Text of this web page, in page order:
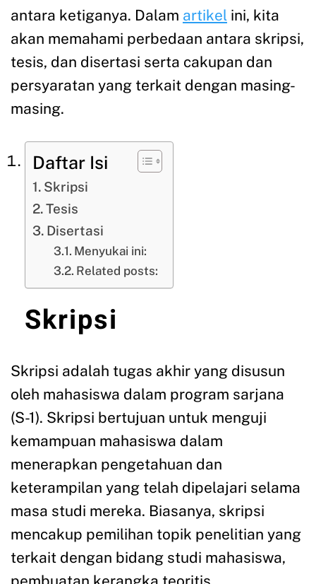
antara ketiganya. Dalam artikel ini, kita
akan memahami perbedaan antara skripsi,
tesis, dan disertasi serta cakupan dan
persyaratan yang terkait dengan masing-
masing.
Daftar Isi
Skripsi
Tesis
Disertasi
Menyukai ini:
Related posts:
Skripsi
Skripsi adalah tugas akhir yang disusun
oleh mahasiswa dalam program sarjana
(S-1). Skripsi bertujuan untuk menguji
kemampuan mahasiswa dalam
menerapkan pengetahuan dan
keterampilan yang telah dipelajari selama
masa studi mereka. Biasanya, skripsi
mencakup pemilihan topik penelitian yang
terkait dengan bidang studi mahasiswa,